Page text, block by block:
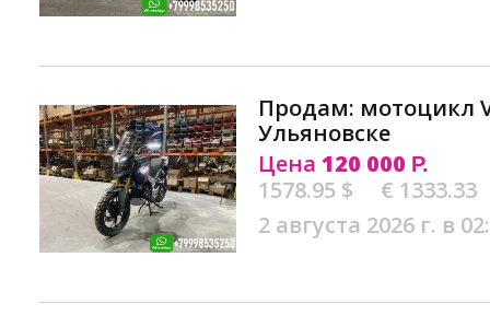
Продам: мотоцикл
Ульяновске
Цена 120 000 Р.
1578.95 $
€ 1333.33
2 августа 2026 г. в